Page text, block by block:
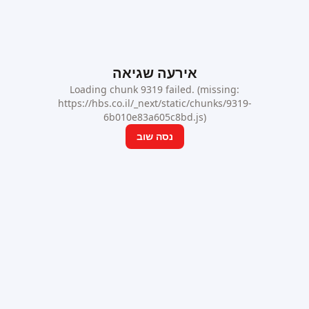
אירעה שגיאה
Loading chunk 9319 failed. (missing:
https://hbs.co.il/_next/static/chunks/9319-
6b010e83a605c8bd.js)